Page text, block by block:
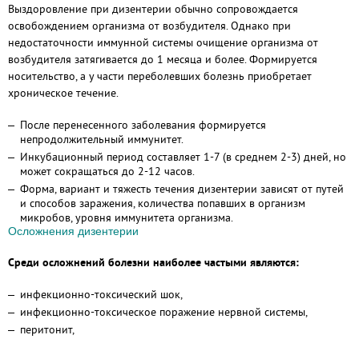
Выздоровление при дизентерии обычно сопровождается
освобождением организма от возбудителя. Однако при
недостаточности иммунной системы очищение организма от
возбудителя затягивается до 1 месяца и более. Формируется
носительство, а у части переболевших болезнь приобретает
хроническое течение.
После перенесенного заболевания формируется
непродолжительный иммунитет.
Инкубационный период составляет 1-7 (в среднем 2-3) дней, но
может сокращаться до 2-12 часов.
Форма, вариант и тяжесть течения дизентерии зависят от путей
и способов заражения, количества попавших в организм
микробов, уровня иммунитета организма.
Осложнения дизентерии
Среди осложнений болезни наиболее частыми являются:
инфекционно-токсический шок,
инфекционно-токсическое поражение нервной системы,
перитонит,